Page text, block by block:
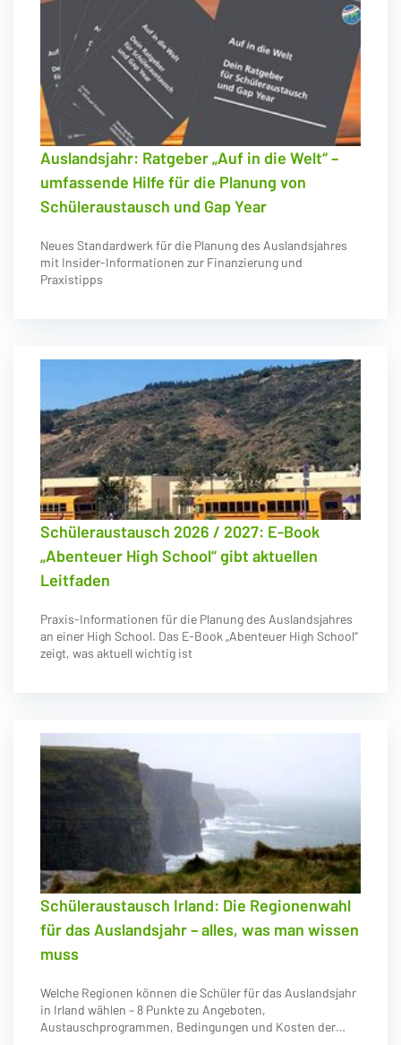
Auslandsjahr: Ratgeber „Auf in die Welt“ –
umfassende Hilfe für die Planung von
Schüleraustausch und Gap Year
Neues Standardwerk für die Planung des Auslandsjahres
mit Insider-Informationen zur Finanzierung und
Praxistipps
Schüleraustausch 2026 / 2027: E-Book
„Abenteuer High School“ gibt aktuellen
Leitfaden
Praxis-Informationen für die Planung des Auslandsjahres
an einer High School. Das E-Book „Abenteuer High School“
zeigt, was aktuell wichtig ist
Schüleraustausch Irland: Die Regionenwahl
für das Auslandsjahr – alles, was man wissen
muss
Welche Regionen können die Schüler für das Auslandsjahr
in Irland wählen – 8 Punkte zu Angeboten,
Austauschprogrammen, Bedingungen und Kosten der…